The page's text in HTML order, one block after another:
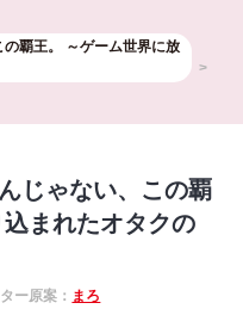
覇王。 ～ゲーム世界に放
じゃない、この覇
まれたオタクの
ー原案： まろ